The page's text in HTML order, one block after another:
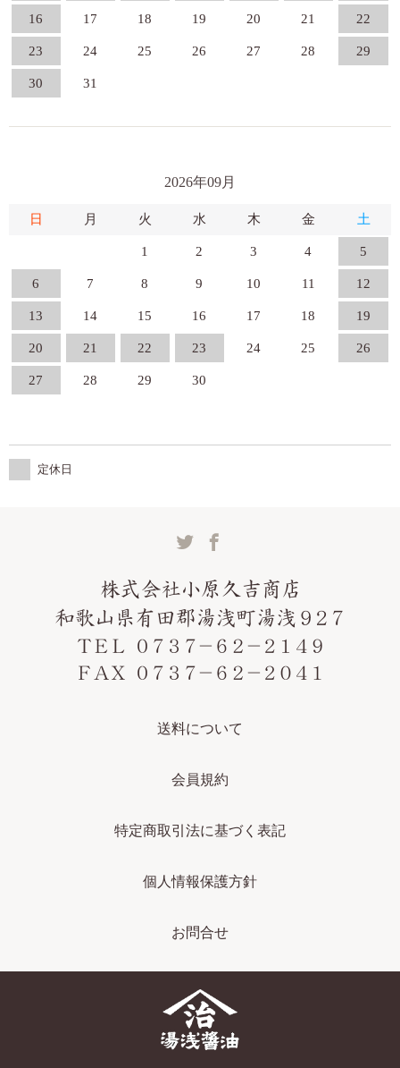
16 17 18 19 20 21 22
23 24 25 26 27 28 29
30 31
2026年09月
日 月 火 水 木 金 土
1 2 3 4 5
6 7 8 9 10 11 12
13 14 15 16 17 18 19
20 21 22 23 24 25 26
27 28 29 30
定休日
送料について
会員規約
特定商取引法に基づく表記
個人情報保護方針
お問合せ